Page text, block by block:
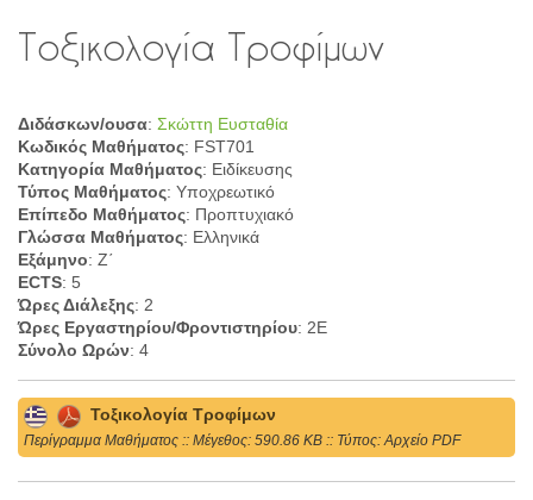
Τοξικολογία Τροφίμων
Διδάσκων/ουσα: Σκώττη Ευσταθία
Κωδικός Μαθήματος: FST701
Κατηγορία Μαθήματος: Ειδίκευσης
Τύπος Μαθήματος: Υποχρεωτικό
Επίπεδο Μαθήματος: Προπτυχιακό
Γλώσσα Μαθήματος: Ελληνικά
Εξάμηνο: Ζ΄
ECTS: 5
Ώρες Διάλεξης: 2
Ώρες Εργαστηρίου/Φροντιστηρίου: 2Ε
Σύνολο Ωρών: 4
Τοξικολογία Τροφίμων
Περίγραμμα Μαθήματος :: Mέγεθος: 590.86 KB :: Τύπος: Αρχείο PDF